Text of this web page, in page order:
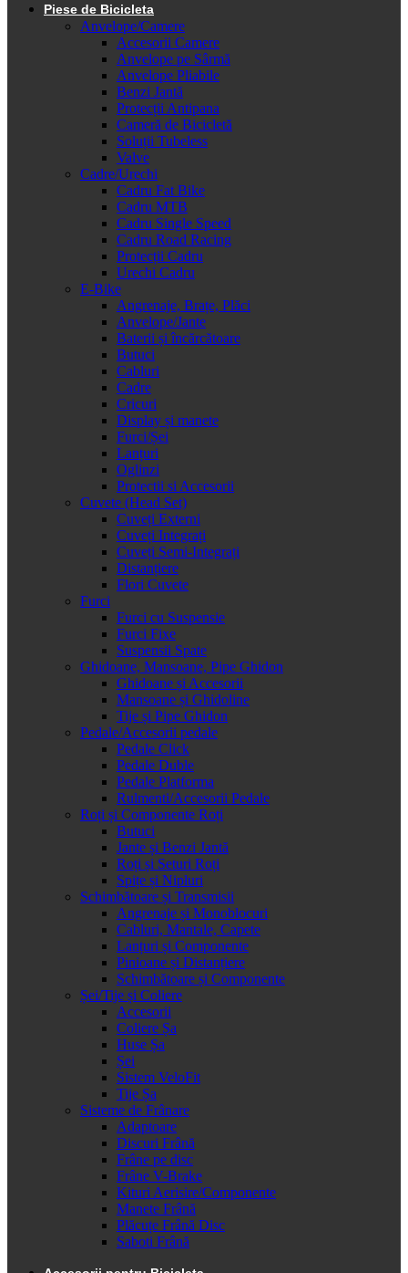
Piese de Bicicleta
Anvelope/Camere
Accesorii Camere
Anvelope pe Sârmă
Anvelope Pliabile
Benzi Jantă
Protecții Antipana
Cameră de Bicicletă
Soluții Tubeless
Valve
Cadre/Urechi
Cadru Fat Bike
Cadru MTB
Cadru Single Speed
Cadru Road Racing
Protecții Cadru
Urechi Cadru
E-Bike
Angrenaje, Brațe, Plăci
Anvelope/Jante
Baterii și încărcătoare
Butuci
Cabluri
Cadre
Cricuri
Display și manete
Furci/Șei
Lanțuri
Oglinzi
Protectii si Accesorii
Cuvete (Head Set)
Cuveți Externi
Cuveți Integrați
Cuveți Semi-Integrați
Distanțiere
Flori Cuvete
Furci
Furci cu Suspensie
Furci Fixe
Suspensii Spate
Ghidoane, Mansoane, Pipe Ghidon
Ghidoane și Accesorii
Mansoane și Ghidoline
Tije și Pipe Ghidon
Pedale/Accesorii pedale
Pedale Click
Pedale Duble
Pedale Platforma
Rulmenti/Accesorii Pedale
Roți și Componente Roți
Butuci
Jante și Benzi Jantă
Roți și Seturi Roți
Spițe și Nipluri
Schimbătoare și Transmisii
Angrenaje și Monoblocuri
Cabluri, Mantale, Capete
Lanțuri și Componente
Pinioane și Distanțiere
Schimbătoare și Componente
Șei/Tije și Coliere
Accesorii
Coliere Șa
Huse Șa
Șei
Sistem VeloFit
Tije Șa
Sisteme de Frânare
Adaptoare
Discuri Frână
Frâne pe disc
Frâne V-Brake
Kituri Aerisire/Componente
Manete Frână
Plăcuțe Frână Disc
Saboti Frână